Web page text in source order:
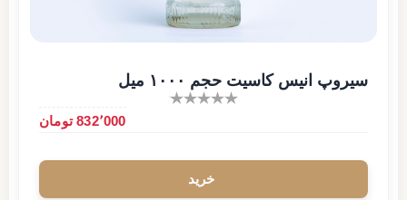
سیروپ انیس کاسیت حجم ۱۰۰۰ میل
832٬000 تومان